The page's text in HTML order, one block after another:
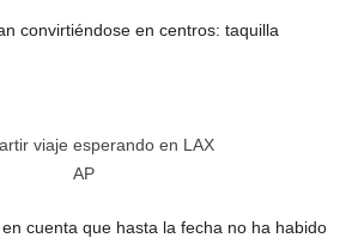
convirtiéndose en centros: taquilla
viaje esperando en LAX
AP
cuenta que hasta la fecha no ha habido